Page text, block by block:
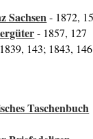
Sachsen- 1872,
- 1857, 127
143; 1843,
Taschenbuch